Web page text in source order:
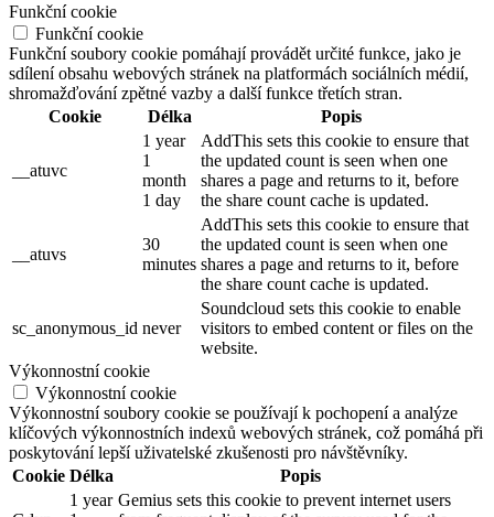
Funkční cookie
Funkční cookie
Funkční soubory cookie pomáhají provádět určité funkce, jako je
sdílení obsahu webových stránek na platformách sociálních médií,
shromažďování zpětné vazby a další funkce třetích stran.
Cookie
Délka Popis
__atuvc
1 year
1
month
1 day
AddThis sets this cookie to ensure that
the updated count is seen when one
shares a page and returns to it, before
the share count cache is updated.
__atuvs
30
minutes
AddThis sets this cookie to ensure that
the updated count is seen when one
shares a page and returns to it, before
the share count cache is updated.
sc_anonymous_id never
Soundcloud sets this cookie to enable
visitors to embed content or files on the
website.
Výkonnostní cookie
Výkonnostní cookie
Výkonnostní soubory cookie se používají k pochopení a analýze
klíčových výkonnostních indexů webových stránek, což pomáhá při
poskytování lepší uživatelské zkušenosti pro návštěvníky.
Cookie Délka Popis
1 year Gemius sets this cookie to prevent internet users